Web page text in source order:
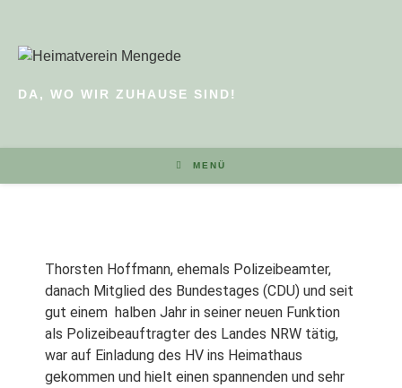
DA, WO WIR ZUHAUSE SIND!
MENÜ
Thorsten Hoffmann, ehemals Polizeibeamter,
danach Mitglied des Bundestages (CDU) und seit
gut einem halben Jahr in seiner neuen Funktion
als Polizeibeauftragter des Landes NRW tätig,
war auf Einladung des HV ins Heimathaus
gekommen und hielt einen spannenden und sehr